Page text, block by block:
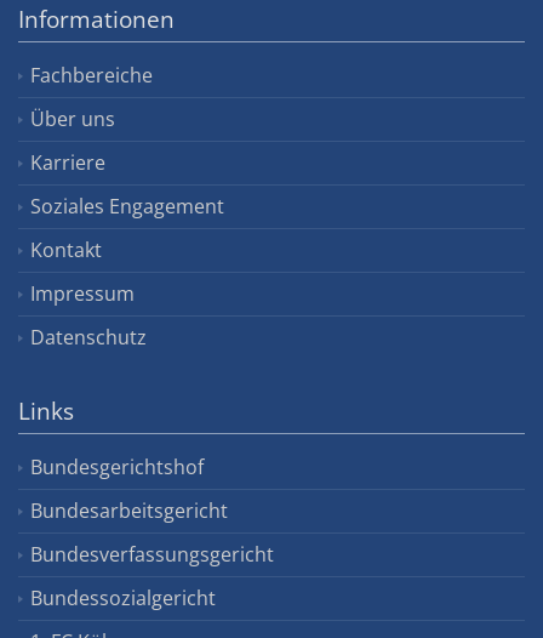
Informationen
Fachbereiche
Über uns
Karriere
Soziales Engagement
Kontakt
Impressum
Datenschutz
Links
Bundesgerichtshof
Bundesarbeitsgericht
Bundesverfassungsgericht
Bundessozialgericht